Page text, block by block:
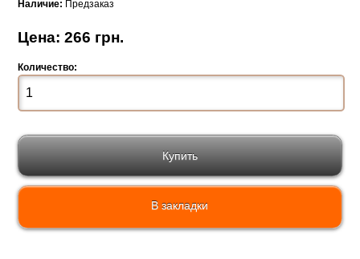
Наличие: Предзаказ
Цена: 266 грн.
Количество:
В закладки